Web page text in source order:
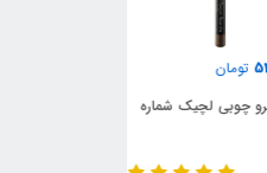
تومان
چوبی لچیک شماره